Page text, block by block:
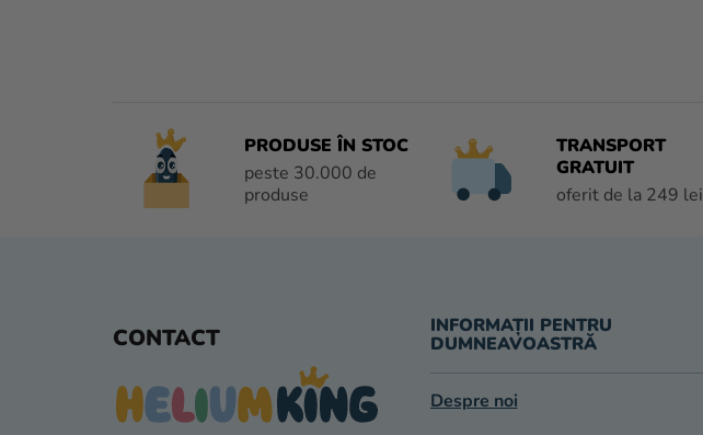
PRODUSE ÎN STOC
peste 30.000 de
produse
TRANSPORT
GRATUIT
oferit de la 249 lei
CONTACT INFORMAȚII PENTRU
DUMNEAVOASTRĂ
Despre noi